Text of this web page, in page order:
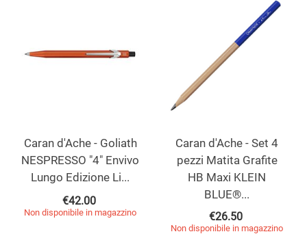
Caran d'Ache - Goliath
NESPRESSO "4" Envivo
Lungo Edizione Li...
€42.00
Non disponibile in magazzino
Caran d'Ache - Set 4
pezzi Matita Grafite
HB Maxi KLEIN
BLUE®...
€26.50
Non disponibile in magazzino